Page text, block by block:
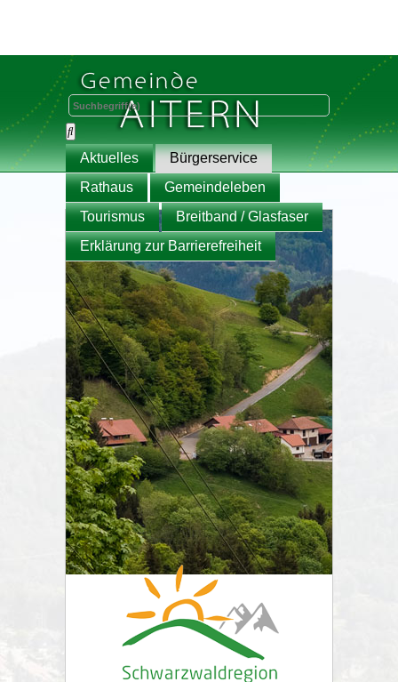
Aktuelles
Bürgerservice
Rathaus
Gemeindeleben
Tourismus
Breitband / Glasfaser
Erklärung zur Barrierefreiheit